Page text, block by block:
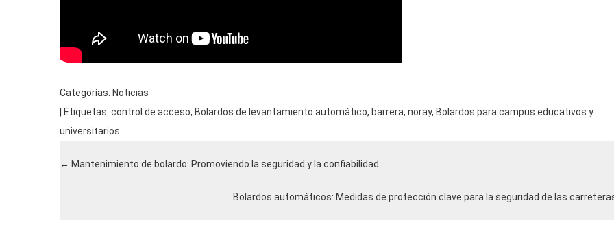
Categorías: Noticias
| Etiquetas: control de acceso, Bolardos de levantamiento automático, barrera, noray, Bolardos para campus educativos y
universitarios
← Mantenimiento de bolardo: Promoviendo la seguridad y la confiabilidad
Bolardos automáticos: Medidas de protección clave para la seguridad de las